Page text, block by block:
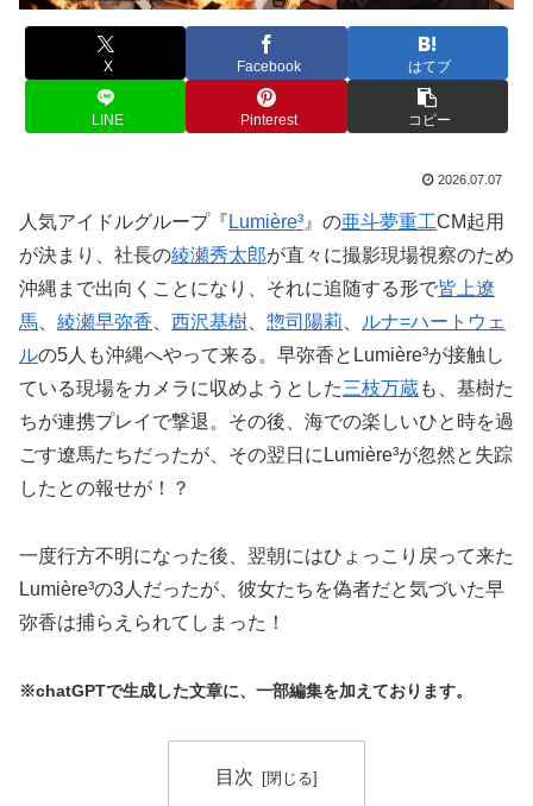
X Facebook はてブ
LINE Pinterest コピー
2026.07.07
人気アイドルグループ『 Lumière³ 』の亜斗夢重工CM起用
が決まり、社長の綾瀬秀太郎が直々に撮影現場視察のため
沖縄まで出向くことになり、それに追随する形で皆上遼
馬
綾瀬早弥香 西沢基樹 惣司陽莉
ルナ=ハートウェ
ルの5人も沖縄へやって来る。早弥香とLumière³が接触し
ている現場をカメラに収めようとした三枝万蔵も、基樹た
ちが連携プレイで撃退。その後、海での楽しいひと時を過
ごす遼馬たちだったが、その翌日にLumière³が忽然と失踪
したとの報せが！？
一度行方不明になった後、翌朝にはひょっこり戻って来た
Lumière³の3人だったが、彼女たちを偽者だと気づいた早
弥香は捕らえられてしまった！
※chatGPTで生成した文章に、一部編集を加えております。
目次